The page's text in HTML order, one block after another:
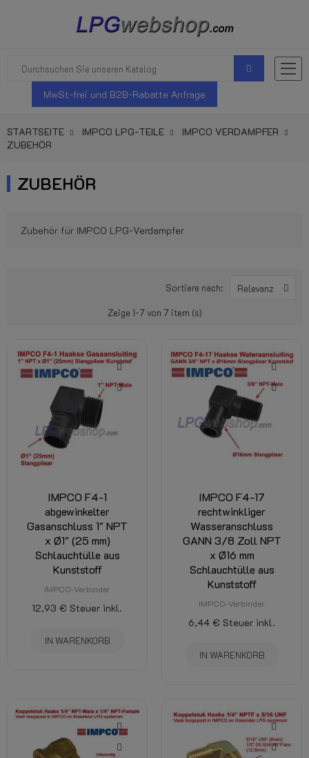
MwSt-frei und B2B-Rabatte Anfrage
STARTSEITE IMPCO LPG-TEILE
IMPCO VERDAMPFER
ZUBEHÖR
ZUBEHÖR
Zubehör für IMPCO LPG-Verdampfer
Sortiere nach: Relevanz
Zeige 1-7 von 7 item (s)
IMPCO F4-1
abgewinkelter
Gasanschluss 1" NPT
x Ø1" (25 mm)
Schlauchtülle aus
Kunststoff
IMPCO-Verbinder
12,93 € Steuer inkl.
IN WARENKORB
IMPCO F4-17
rechtwinkliger
Wasseranschluss
GANN 3/8 Zoll NPT
x Ø16 mm
Schlauchtülle aus
Kunststoff
IMPCO-Verbinder
6,44 € Steuer inkl.
IN WARENKORB